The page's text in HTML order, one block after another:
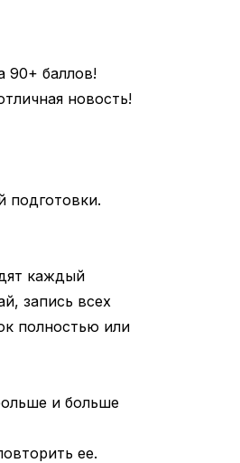
90+ баллов!
новость!
подготовки.
каждый
запись всех
полностью или
и больше
ее.